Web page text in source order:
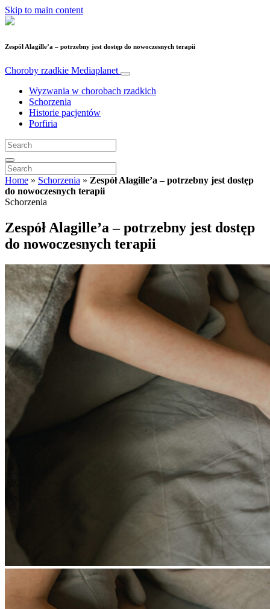
Skip to main content
Zespół Alagille’a – potrzebny jest dostęp do nowoczesnych terapii
Choroby rzadkie Mediaplanet
Wyzwania w chorobach rzadkich
Schorzenia
Historie pacjentów
Porfiria
Home » Schorzenia » Zespół Alagille’a – potrzebny jest dostęp
do nowoczesnych terapii
Schorzenia
Zespół Alagille’a – potrzebny jest dostęp
do nowoczesnych terapii